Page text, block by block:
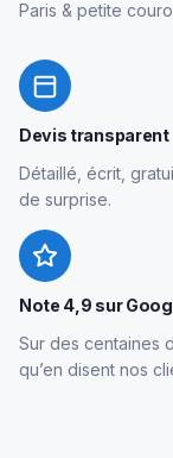
Paris & petite
Devis transparent
Détaillé, écrit,
de surprise.
Note 4,9 sur
Sur des centaines
qu’en disent nos